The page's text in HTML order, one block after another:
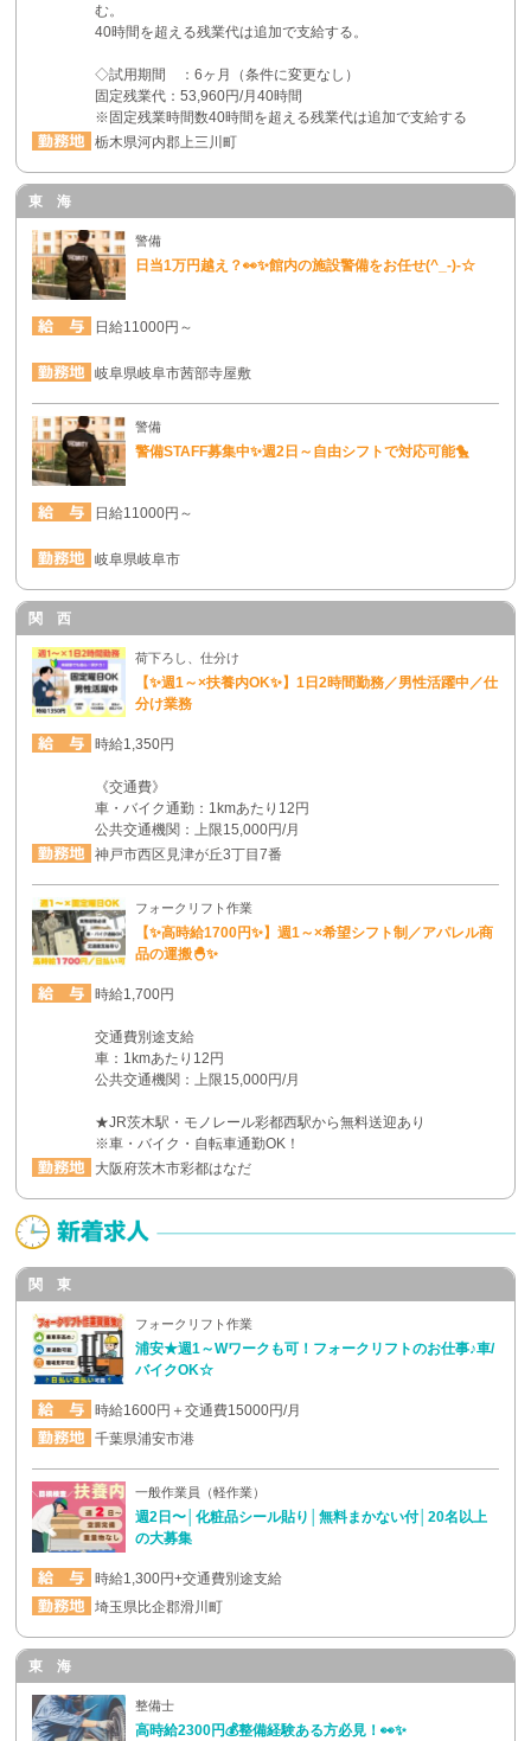
む。
40時間を超える残業代は追加で支給する。
◇試用期間 ：6ヶ月（条件に変更なし）
固定残業代：53,960円/月40時間
※固定残業時間数40時間を超える残業代は追加で支給する
栃木県河内郡上三川町
東 海
警備
日当1万円越え？👀✨館内の施設警備をお任せ(^_-)-☆
日給11000円～
岐阜県岐阜市茜部寺屋敷
警備
警備STAFF募集中✨週2日～自由シフトで対応可能🐤
日給11000円～
岐阜県岐阜市
関 西
荷下ろし、仕分け
【✨週1～×扶養内OK✨】1日2時間勤務／男性活躍中／仕
分け業務
時給1,350円
《交通費》
車・バイク通勤：1kmあたり12円
公共交通機関：上限15,000円/月
神戸市西区見津が丘3丁目7番
フォークリフト作業
【✨高時給1700円✨】週1～×希望シフト制／アパレル商
品の運搬🐣✨
時給1,700円
交通費別途支給
車：1kmあたり12円
公共交通機関：上限15,000円/月
★JR茨木駅・モノレール彩都西駅から無料送迎あり
※車・バイク・自転車通勤OK！
大阪府茨木市彩都はなだ
関 東
フォークリフト作業
浦安★週1～Wワークも可！フォークリフトのお仕事♪車/
バイクOK☆
時給1600円＋交通費15000円/月
千葉県浦安市港
一般作業員（軽作業）
週2日〜│化粧品シール貼り│無料まかない付│20名以上
の大募集
時給1,300円+交通費別途支給
埼玉県比企郡滑川町
東 海
整備士
高時給2300円💰整備経験ある方必見！👀✨